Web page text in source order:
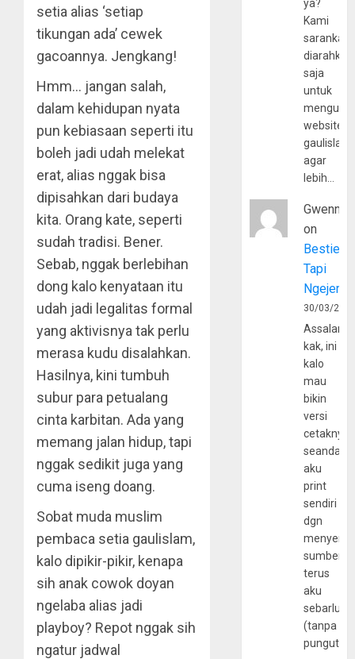
setia alias ‘setiap
tikungan ada’ cewek
gacoannya. Jengkang!
Hmm… jangan salah,
dalam kehidupan nyata
pun kebiasaan seperti itu
boleh jadi udah melekat
erat, alias nggak bisa
dipisahkan dari budaya
kita. Orang kate, seperti
sudah tradisi. Bener.
Sebab, nggak berlebihan
dong kalo kenyataan itu
udah jadi legalitas formal
yang aktivisnya tak perlu
merasa kudu disalahkan.
Hasilnya, kini tumbuh
subur para petualang
cinta karbitan. Ada yang
memang jalan hidup, tapi
nggak sedikit juga yang
cuma iseng doang.
Sobat muda muslim
pembaca setia gaulislam,
kalo dipikir-pikir, kenapa
sih anak cowok doyan
ngelaba alias jadi
playboy? Repot nggak sih
ngatur jadwal
ya?
Kami
sarankan,
diarahkan
saja
untuk
website
agar
lebih…
Gwenny
on
Bestie
Tapi
30/03/
kak, ini
kalo
mau
bikin
versi
cetaknya
aku
print
sendiri
dgn
sumber
terus
aku
(tanpa